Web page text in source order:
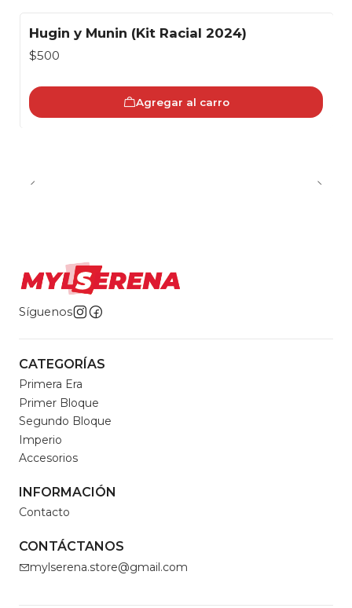
Hugin y Munin (Kit Racial 2024)
$500
Agregar al carro
Síguenos
CATEGORÍAS
Primera Era
Primer Bloque
Segundo Bloque
Imperio
Accesorios
INFORMACIÓN
Contacto
CONTÁCTANOS
mylserena.store@gmail.com